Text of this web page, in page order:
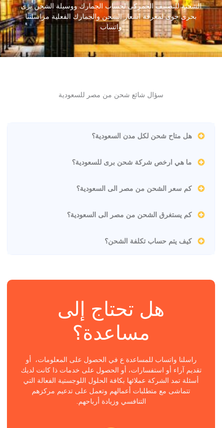
الشحنة للتصنيف الجمركى لحساب الجمارك ووسيلة الشحن برى
بحرى جوى لمعرفة اسعار الشحن والجمارك الفعلية مراسلتنا
واتساب
سؤال شائع شحن من مصر للسعودية
هل متاح شحن لكل مدن السعودية؟
ما هي ارخص شركة شحن برى للسعودية؟
كم سعر الشحن من مصر الى السعودية؟
كم يستغرق الشحن من مصر الى السعودية؟
كيف يتم حساب تكلفة الشحن؟
هل تحتاج إلى
مساعدة؟
راسلنا واتساب للمساعدة ع في الحصول على المعلومات، أو
تقديم آراء أو استفسارات، أو الحصول على خدمات ذا كانت لديك
أسئلة تمد الشركة عملائها بكافة الحلول اللوجستية الفعالة التي
تتماشى مع متطلبات أعمالهم وتعمل على تدعيم مركزهم
التنافسي وزيادة أرباحهم.